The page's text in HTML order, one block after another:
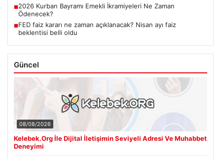
■2026 Kurban Bayramı Emekli İkramiyeleri Ne Zaman
Ödenecek?
■FED faiz kararı ne zaman açıklanacak? Nisan ayı faiz
beklentisi belli oldu
Güncel
08/08/2026
Kelebek.Org İle Dijital İletişimin Seviyeli Adresi Ve Muhabbet
Deneyimi